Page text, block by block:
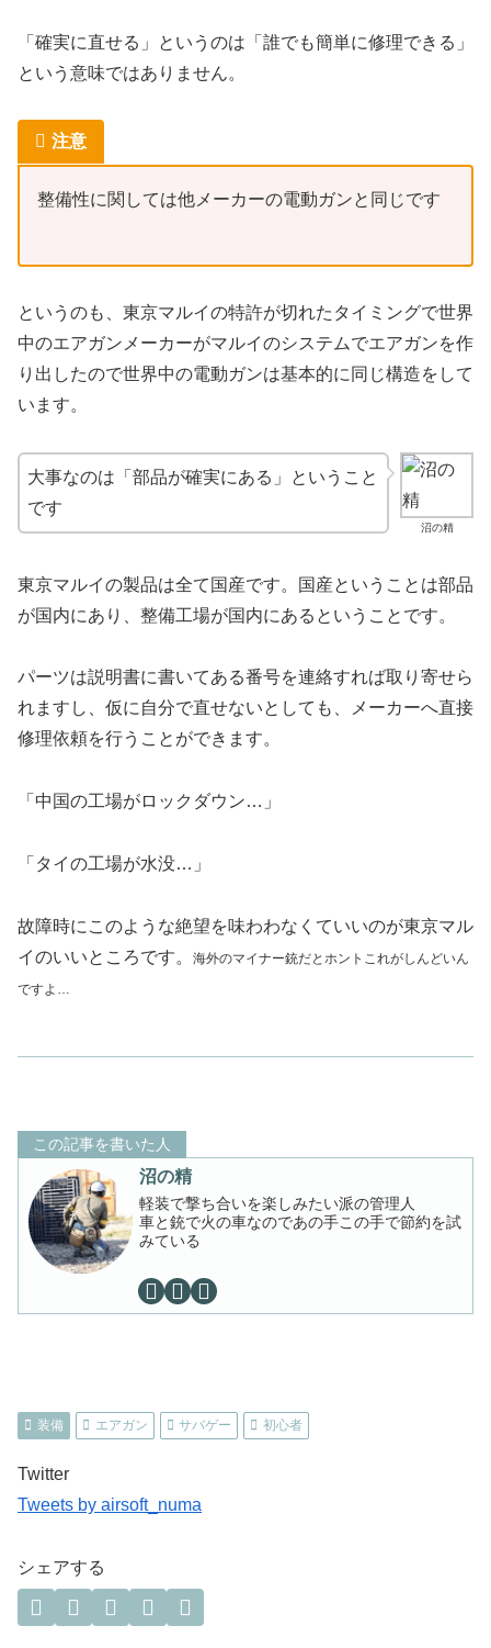
「確実に直せる」というのは「誰でも簡単に修理できる」
という意味ではありません。
注意
整備性に関しては他メーカーの電動ガンと同じです
というのも、東京マルイの特許が切れたタイミングで世界
中のエアガンメーカーがマルイのシステムでエアガンを作
り出したので世界中の電動ガンは基本的に同じ構造をして
います。
沼の精
大事なのは「部品が確実にある」ということ
です
東京マルイの製品は全て国産です。国産ということは部品
が国内にあり、整備工場が国内にあるということです。
パーツは説明書に書いてある番号を連絡すれば取り寄せら
れますし、仮に自分で直せないとしても、メーカーへ直接
修理依頼を行うことができます。
「中国の工場がロックダウン…」
「タイの工場が水没…」
故障時にこのような絶望を味わわなくていいのが東京マル
イのいいところです。
海外のマイナー銃だとホントこれがしんどいん
ですよ…
この記事を書いた人
沼の精
軽装で撃ち合いを楽しみたい派の管理人
車と銃で火の車なのであの手この手で節約を試
みている
装備 エアガン サバゲー 初心者
Twitter
Tweets by airsoft_numa
シェアする